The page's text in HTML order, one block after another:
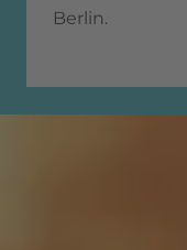
Berlin.